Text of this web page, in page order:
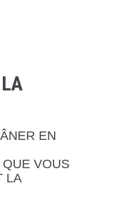
EN
VOUS
LA